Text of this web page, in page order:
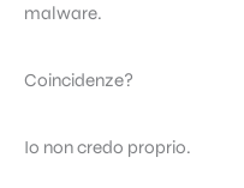
malware.
Coincidenze?
Io non credo proprio.